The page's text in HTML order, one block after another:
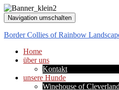
Navigation umschalten
Border Collies of Rainbow
Home
über uns
Kontakt
unsere Hunde
Winehouse of Cleverland